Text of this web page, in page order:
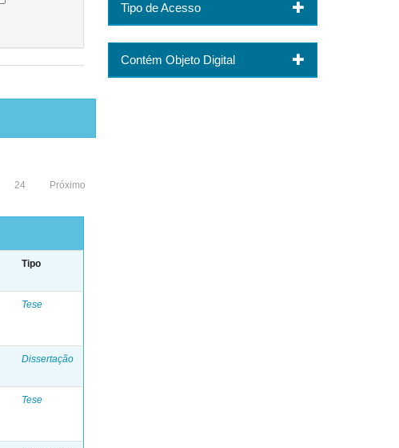
24 Próximo
Tipo
Tese
Dissertação
Tese
Tipo de Acesso
Contém Objeto Digital